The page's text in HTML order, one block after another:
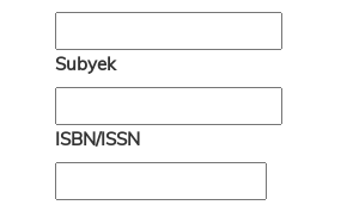
Subyek
ISBN/ISSN